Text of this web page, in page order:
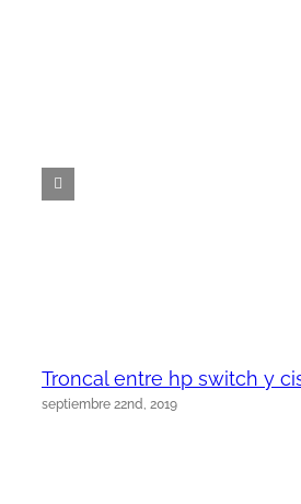
Troncal entre hp switch y
septiembre 22nd, 2019